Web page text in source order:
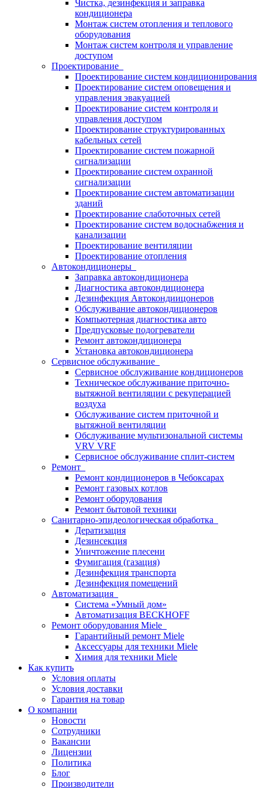
Чистка, дезинфекция и заправка
кондиционера
Монтаж систем отопления и теплового
оборудования
Монтаж систем контроля и управление
доступом
Проектирование
Проектирование систем кондиционирования
Проектирование систем оповещения и
управления эвакуацией
Проектирование систем контроля и
управления доступом
Проектирование структурированных
кабельных сетей
Проектирование систем пожарной
сигнализации
Проектирование систем охранной
сигнализации
Проектирование систем автоматизации
зданий
Проектирование слаботочных сетей
Проектирование систем водоснабжения и
канализации
Проектирование вентиляции
Проектирование отопления
Автокондиционеры
Заправка автокондиционера
Диагностика автокондиционера
Дезинфекция Автокондиицонеров
Обслуживание автокондиционеров
Компьютерная диагностика авто
Предпусковые подогреватели
Ремонт автокондиционера
Установка автокондиционера
Сервисное обслуживание
Сервисное обслуживание кондиционеров
Техническое обслуживание приточно-
вытяжной вентиляции с рекуперацией
воздуха
Обслуживание систем приточной и
вытяжной вентиляции
Обслуживание мультизональной системы
VRV VRF
Сервисное обслуживание сплит-систем
Ремонт
Ремонт кондиционеров в Чебоксарах
Ремонт газовых котлов
Ремонт оборудования
Ремонт бытовой техники
Санитарно-эпидеологическая обработка
Дератизация
Дезинсекция
Уничтожение плесени
Фумигация (газация)
Дезинфекция транспорта
Дезинфекция помещений
Автоматизация
Система «Умный дом»
Автоматизация BECKHOFF
Ремонт оборудования Miele
Гарантийный ремонт Miele
Аксессуары для техники Miele
Химия для техники Miele
Как купить
Условия оплаты
Условия доставки
Гарантия на товар
О компании
Новости
Сотрудники
Вакансии
Лицензии
Политика
Блог
Производители